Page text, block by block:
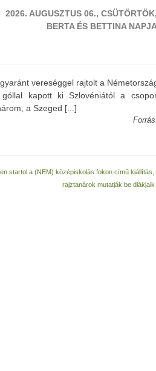
2026. AUGUSZTUS 06., CSÜTÖRTÖK,
BERTA ÉS BETTINA
vereséggel rajtolt a
kapott ki Szlovéniától a
a Szeged [...]
startol a (NEM) középiskolás fokon című kiállítás,
rajztanárok mutatják be